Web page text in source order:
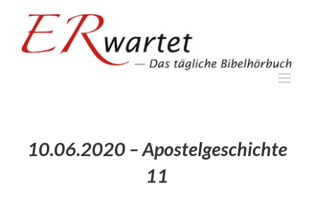
springen
10.06.2020 – Apostelgeschichte
11